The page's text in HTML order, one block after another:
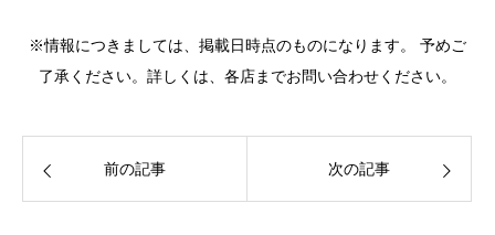
※情報につきましては、掲載日時点のものになります。 予めご
了承ください。詳しくは、各店までお問い合わせください。
前の記事 次の記事